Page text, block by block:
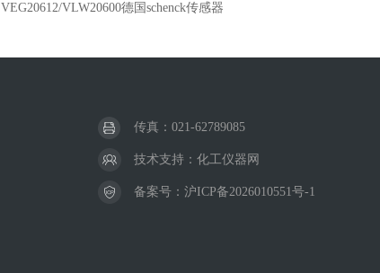
VEG20612/VLW20600德国schenck传感器
传真：021-62789085
技术支持： 化工仪器网
备案号： 沪ICP备2026010551号-1